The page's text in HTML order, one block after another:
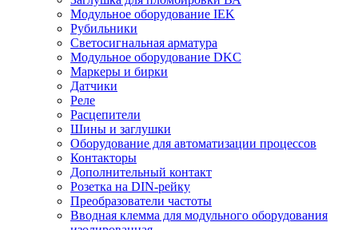
Модульное оборудование IEK
Рубильники
Светосигнальная арматура
Модульное оборудование DKC
Маркеры и бирки
Датчики
Реле
Расцепители
Шины и заглушки
Оборудование для автоматизации процессов
Контакторы
Дополнительный контакт
Розетка на DIN-рейку
Преобразователи частоты
Вводная клемма для модульного оборудования